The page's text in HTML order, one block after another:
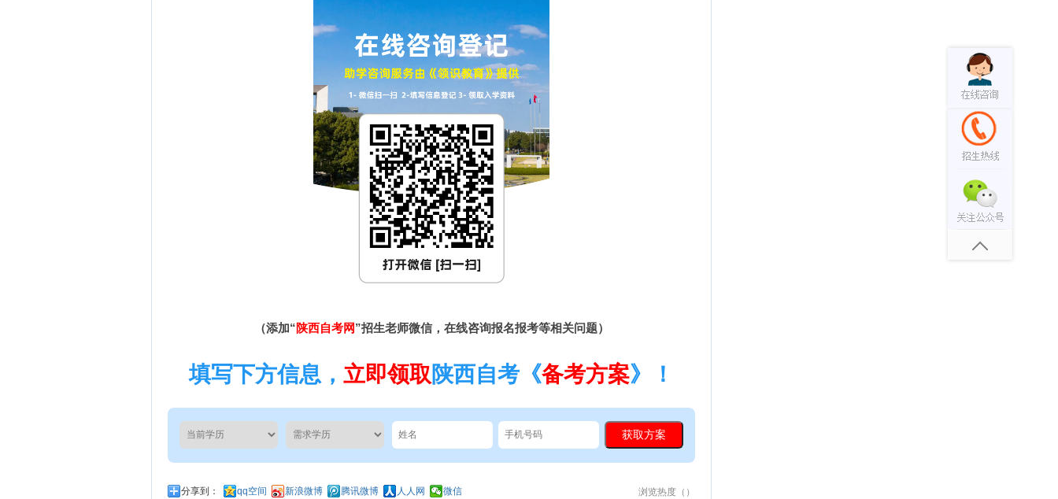
（添加“陕西自考网”招生老师微信，在线咨询报名报考等相关问题）
填写下方信息， 立即领取陕西自考《备考方案》！
分享到： qq空间 新浪微博 腾讯微博 人人网 微信 浏览热度（ ）